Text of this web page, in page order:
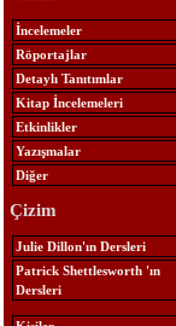
İncelemeler
Röportajlar
Detaylı Tanıtımlar
Kitap İncelemeleri
Etkinlikler
Yazışmalar
Diğer
Çizim
Julie Dillon'ın Dersleri
Patrick Shettlesworth 'ın
Dersleri